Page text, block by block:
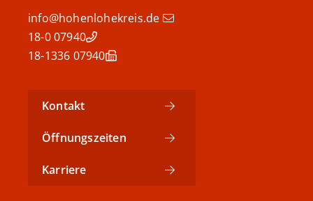
info@hohenlohekreis.de
07940 18-0
07940 18-1336
Kontakt
Öffnungszeiten
Karriere